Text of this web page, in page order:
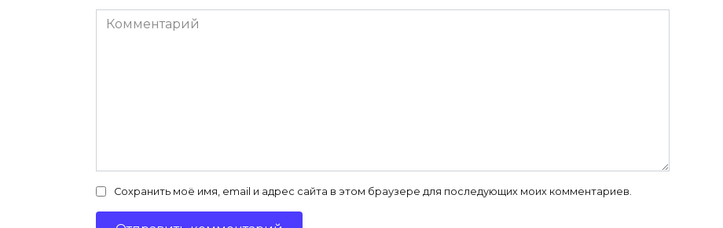
Комментарий
Сохранить моё имя, email и адрес сайта в этом браузере для последующих моих комментариев.